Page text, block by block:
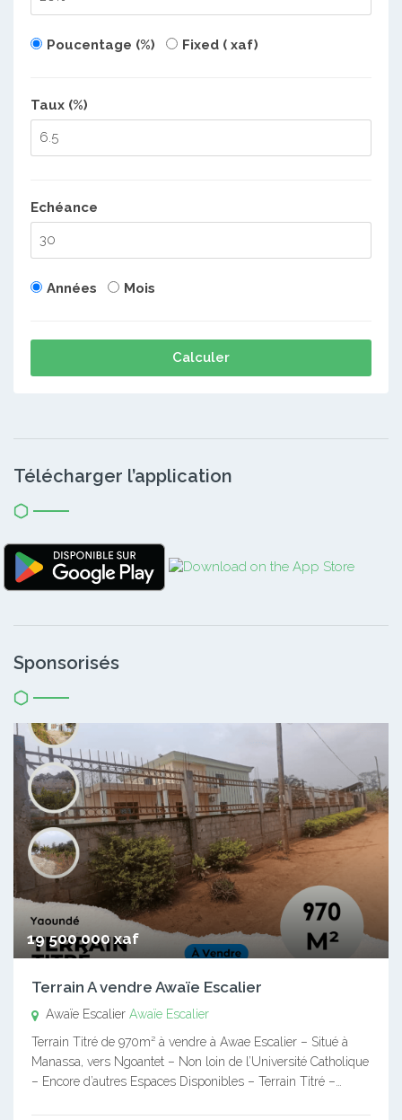
Poucentage (%) Fixed ( xaf)
Taux (%)
Echéance
Années Mois
Calculer
Télécharger l’application
Sponsorisés
19 500 000 xaf
Terrain A vendre Awaïe Escalier
Awaïe Escalier Awaïe Escalier
Terrain Titré de 970m² à vendre à Awae Escalier – Situé à
Manassa, vers Ngoantet – Non loin de l’Université Catholique
– Encore d’autres Espaces Disponibles – Terrain Titré –…